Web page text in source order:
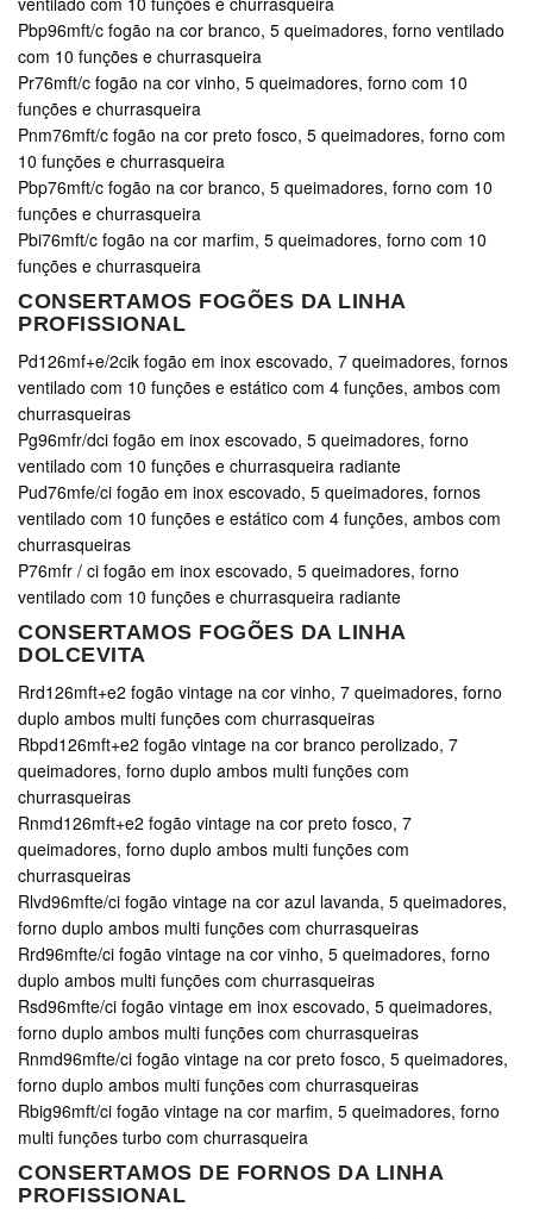
Pbp96mft/c fogão na cor branco, 5 queimadores, forno ventilado
com 10 funções e churrasqueira
Pr76mft/c fogão na cor vinho, 5 queimadores, forno com 10
funções e churrasqueira
Pnm76mft/c fogão na cor preto fosco, 5 queimadores, forno com
10 funções e churrasqueira
Pbp76mft/c fogão na cor branco, 5 queimadores, forno com 10
funções e churrasqueira
Pbi76mft/c fogão na cor marfim, 5 queimadores, forno com 10
funções e churrasqueira
CONSERTAMOS FOGÕES DA LINHA
PROFISSIONAL
Pd126mf+e/2cik fogão em inox escovado, 7 queimadores, fornos
ventilado com 10 funções e estático com 4 funções, ambos com
churrasqueiras
Pg96mfr/dci fogão em inox escovado, 5 queimadores, forno
ventilado com 10 funções e churrasqueira radiante
Pud76mfe/ci fogão em inox escovado, 5 queimadores, fornos
ventilado com 10 funções e estático com 4 funções, ambos com
churrasqueiras
P76mfr / ci fogão em inox escovado, 5 queimadores, forno
ventilado com 10 funções e churrasqueira radiante
CONSERTAMOS FOGÕES DA LINHA
DOLCEVITA
Rrd126mft+e2 fogão vintage na cor vinho, 7 queimadores, forno
duplo ambos multi funções com churrasqueiras
Rbpd126mft+e2 fogão vintage na cor branco perolizado, 7
queimadores, forno duplo ambos multi funções com
churrasqueiras
Rnmd126mft+e2 fogão vintage na cor preto fosco, 7
queimadores, forno duplo ambos multi funções com
churrasqueiras
Rlvd96mfte/ci fogão vintage na cor azul lavanda, 5 queimadores,
forno duplo ambos multi funções com churrasqueiras
Rrd96mfte/ci fogão vintage na cor vinho, 5 queimadores, forno
duplo ambos multi funções com churrasqueiras
Rsd96mfte/ci fogão vintage em inox escovado, 5 queimadores,
forno duplo ambos multi funções com churrasqueiras
Rnmd96mfte/ci fogão vintage na cor preto fosco, 5 queimadores,
forno duplo ambos multi funções com churrasqueiras
Rbig96mft/ci fogão vintage na cor marfim, 5 queimadores, forno
multi funções turbo com churrasqueira
CONSERTAMOS DE FORNOS DA LINHA
PROFISSIONAL